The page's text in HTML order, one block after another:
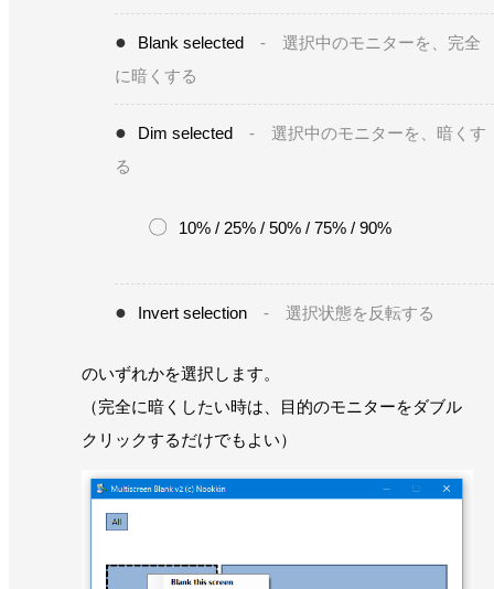
Blank selected - 選択中のモニターを、完全
に暗くする
Dim selected - 選択中のモニターを、暗くす
る
10% / 25% / 50% / 75% / 90%
Invert selection - 選択状態を反転する
のいずれかを選択します。
（完全に暗くしたい時は、目的のモニターをダブル
クリックするだけでもよい）